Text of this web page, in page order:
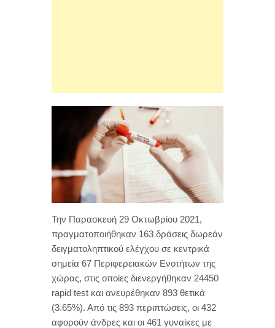
Την Παρασκευή 29 Οκτωβρίου 2021,
πραγματοποιήθηκαν 163 δράσεις δωρεάν
δειγματοληπτικού ελέγχου σε κεντρικά
σημεία 67 Περιφερειακών Ενοτήτων της
χώρας, στις οποίες διενεργήθηκαν 24450
rapid test και ανευρέθηκαν 893 θετικά
(3.65%). Από τις 893 περιπτώσεις, οι 432
αφορούν άνδρες και οι 461 γυναίκες με